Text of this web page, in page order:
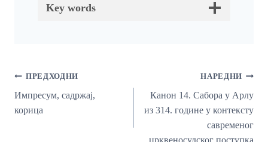
Key words
Кретање
ПРЕДХОДНИ
Импресум, садржај,
корица
НАРЕДНИ
Канон 14. Сабора у Арлу
из 314. године у контексту
савременог
црквеносудског поступка